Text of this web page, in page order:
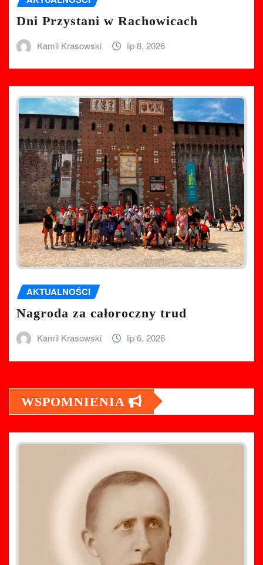
Dni Przystani w Rachowicach
Kamil Krasowski lip 8, 2026
AKTUALNOŚCI
Nagroda za całoroczny trud
Kamil Krasowski lip 6, 2026
WSPOMNIENIA